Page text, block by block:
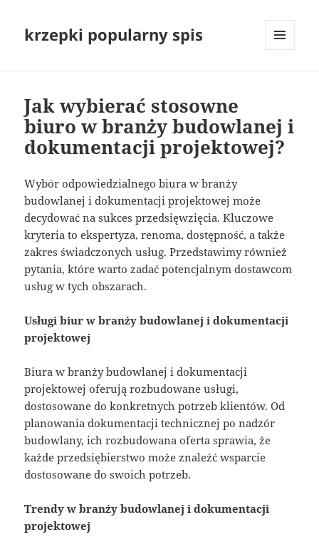
krzepki popularny spis
Jak wybierać stosowne
biuro w branży budowlanej i
dokumentacji projektowej?
Wybór odpowiedzialnego biura w branży
budowlanej i dokumentacji projektowej może
decydować na sukces przedsięwzięcia. Kluczowe
kryteria to ekspertyza, renoma, dostępność, a także
zakres świadczonych usług. Przedstawimy również
pytania, które warto zadać potencjalnym dostawcom
usług w tych obszarach.
Usługi biur w branży budowlanej i dokumentacji
projektowej
Biura w branży budowlanej i dokumentacji
projektowej oferują rozbudowane usługi,
dostosowane do konkretnych potrzeb klientów. Od
planowania dokumentacji technicznej po nadzór
budowlany, ich rozbudowana oferta sprawia, że
każde przedsiębierstwo może znaleźć wsparcie
dostosowane do swoich potrzeb.
Trendy w branży budowlanej i dokumentacji
projektowej